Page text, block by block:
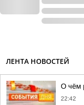
ЛЕНТА НОВОСТЕЙ
О чём
22:42